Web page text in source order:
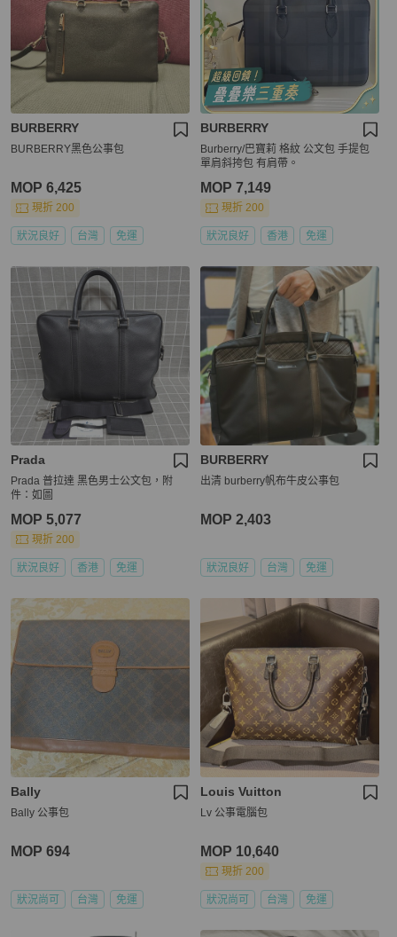
BURBERRY
BURBERRY黑色公事包
MOP 6,425
現折 200
狀況良好 台灣 免運
BURBERRY
Burberry/巴寶莉 格紋 公文包 手提包
單肩斜挎包 有肩帶。
MOP 7,149
現折 200
狀況良好 香港 免運
Prada
Prada 普拉達 黑色男士公文包，附
件：如圖
MOP 5,077
現折 200
狀況良好 香港 免運
BURBERRY
出清 burberry帆布牛皮公事包
MOP 2,403
狀況良好 台灣 免運
Bally
Bally 公事包
MOP 694
狀況尚可 台灣 免運
Louis Vuitton
Lv 公事電腦包
MOP 10,640
現折 200
狀況尚可 台灣 免運